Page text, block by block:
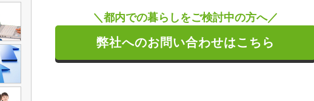
＼都内での暮らしをご検討中の方へ／
弊社へのお問い合わせはこちら